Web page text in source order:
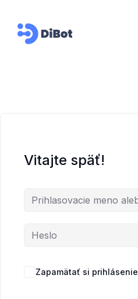
Vitajte späť!
Zapamätať si prihlásenie